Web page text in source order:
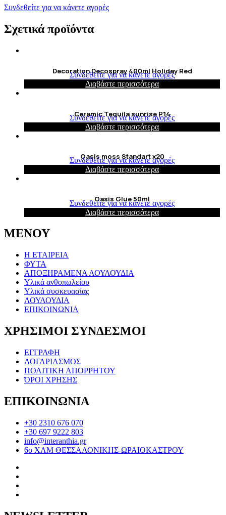
Συνδεθείτε για να κάνετε αγορές
Σχετικά προϊόντα
Decoration Decospray 400ml Holiday Red
Συνδεθείτε για να κάνετε αγορές
Διαβάστε περισσότερα
Ceramic Tequila sunrise P14
Συνδεθείτε για να κάνετε αγορές
Διαβάστε περισσότερα
Oasis moss Standart x20
Συνδεθείτε για να κάνετε αγορές
Διαβάστε περισσότερα
Oasis Glue 50ml
Συνδεθείτε για να κάνετε αγορές
Διαβάστε περισσότερα
ΜΕΝΟΥ
Η ΕΤΑΙΡΕΙΑ
ΦΥΤΑ
ΑΠΟΞΗΡΑΜΕΝΑ ΛΟΥΛΟΥΔΙΑ
Υλικά ανθοπωλείου
Υλικά συσκευασίας
ΛΟΥΛΟΥΔΙΑ
ΕΠΙΚΟΙΝΩΝΙΑ
ΧΡΗΣΙΜΟΙ ΣΥΝΔΕΣΜΟΙ
ΕΓΓΡΑΦΗ
ΛΟΓΑΡΙΑΣΜΟΣ
ΠΟΛΙΤΙΚΗ ΑΠΟΡΡΗΤΟΥ
ΌΡΟΙ ΧΡΗΣΗΣ
ΕΠΙΚΟΙΝΩΝΙΑ
+30 2310 676 070
+30 697 9222 803
info@interanthia.gr
6ο ΧΛΜ ΘΕΣΣΑΛΟΝΙΚΗΣ-ΩΡΑΙΟΚΑΣΤΡΟΥ